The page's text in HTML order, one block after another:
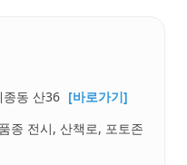
종동 산36 [바로가기]
종 전시, 산책로, 포토존